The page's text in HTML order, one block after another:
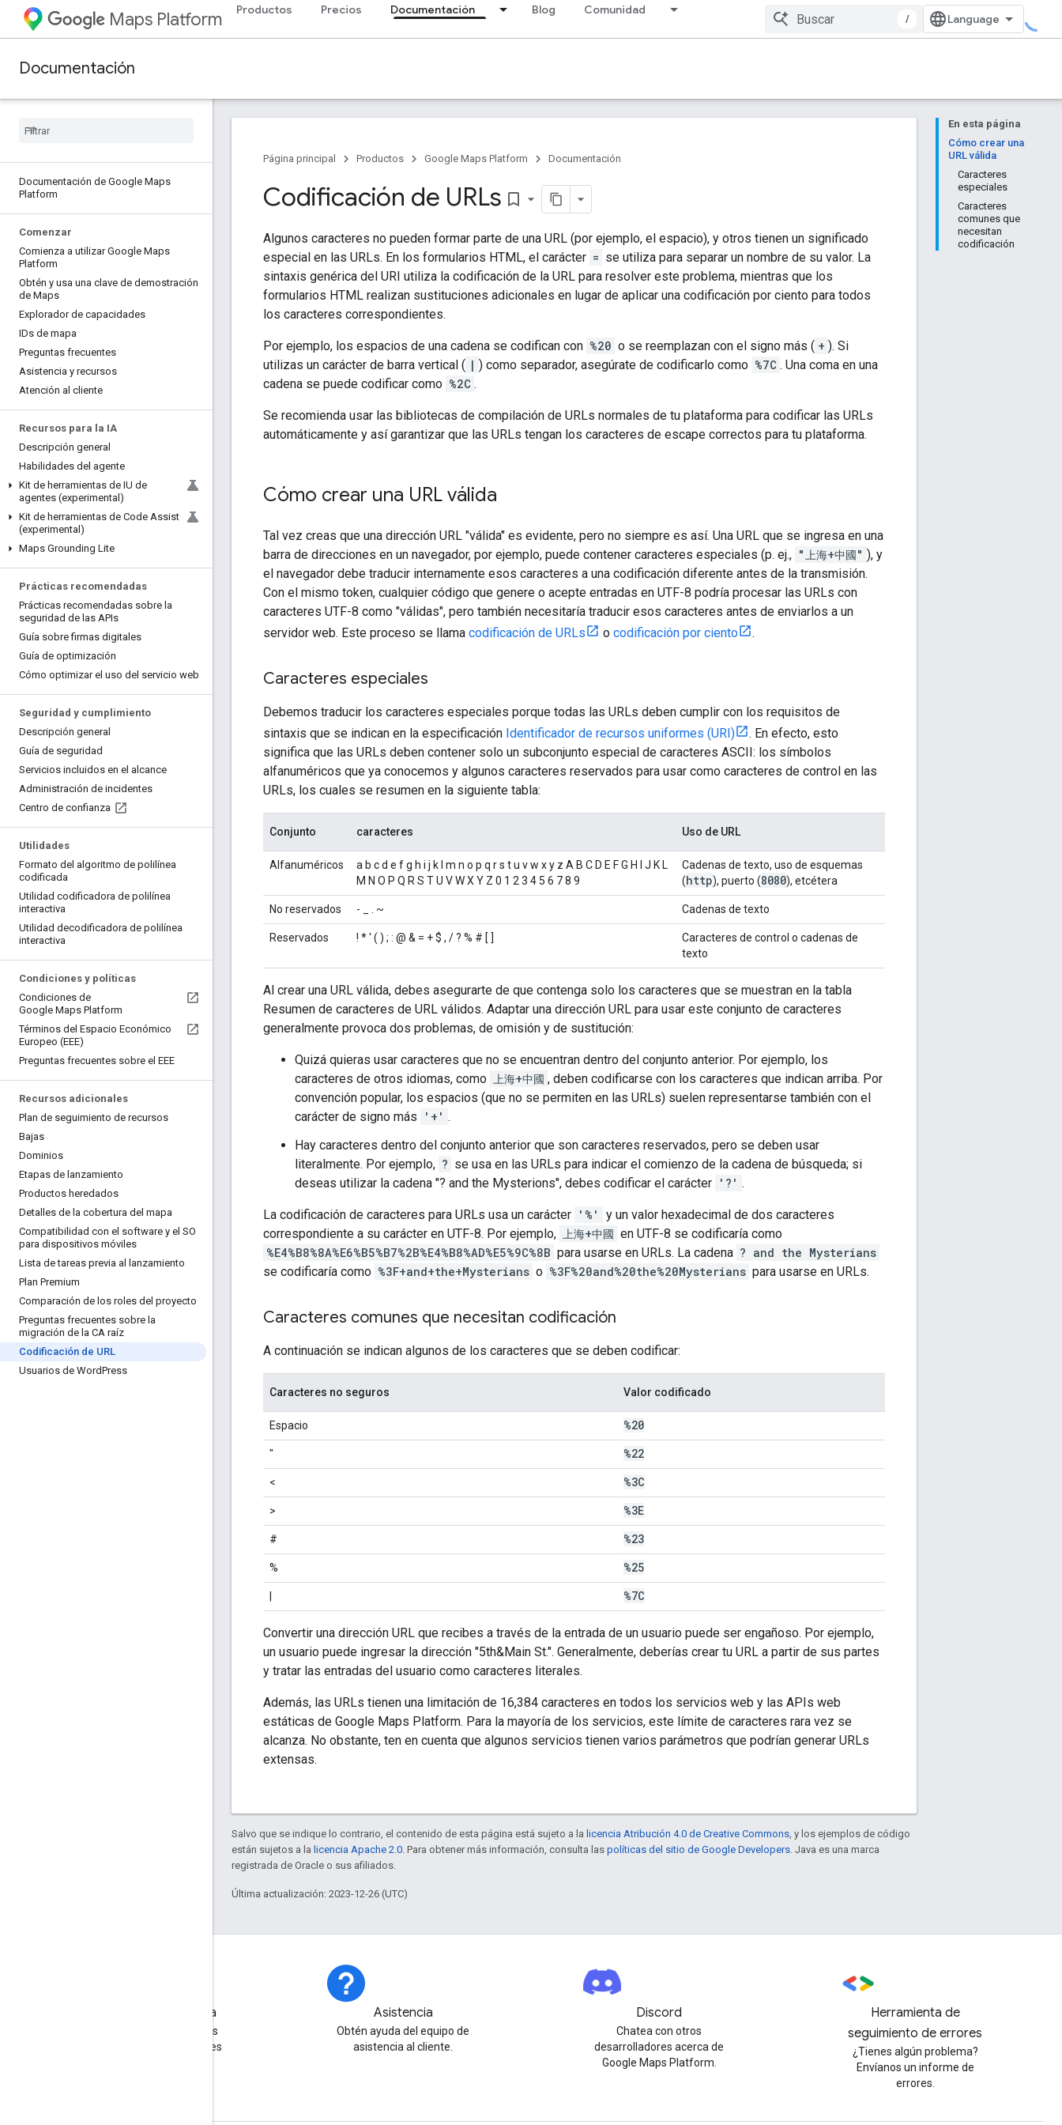
Maps Platform Productos Precios Documentación Blog Comunidad
/
Documentación
Documentación de Google Maps
Platform
Comenzar
Comienza a utilizar Google Maps
Platform
Obtén y usa una clave de demostración
de Maps
Explorador de capacidades
IDs de mapa
Preguntas frecuentes
Asistencia y recursos
Atención al cliente
Recursos para la IA
Descripción general
Habilidades del agente
Kit de herramientas de IU de
agentes (experimental)
Kit de herramientas de Code Assist
(experimental)
Maps Grounding Lite
Prácticas recomendadas
Prácticas recomendadas sobre la
seguridad de las APIs
Guía sobre firmas digitales
Guía de optimización
Cómo optimizar el uso del servicio web
Seguridad y cumplimiento
Descripción general
Guía de seguridad
Servicios incluidos en el alcance
Administración de incidentes
Centro de confianza
Utilidades
Formato del algoritmo de polilínea
codificada
Utilidad codificadora de polilínea
interactiva
Utilidad decodificadora de polilínea
interactiva
Condiciones y políticas
Condiciones de
Google Maps Platform
Términos del Espacio Económico
Europeo (EEE)
Preguntas frecuentes sobre el EEE
Recursos adicionales
Plan de seguimiento de recursos
Bajas
Dominios
Etapas de lanzamiento
Productos heredados
Detalles de la cobertura del mapa
Compatibilidad con el software y el SO
para dispositivos móviles
Lista de tareas previa al lanzamiento
Plan Premium
Comparación de los roles del proyecto
Preguntas frecuentes sobre la
migración de la CA raíz
Codificación de URL
Usuarios de WordPress
En esta página
Cómo crear una
URL válida
Caracteres
especiales
Caracteres
comunes que
necesitan
codificación
Página principal Productos Google Maps Platform Documentación
Codificación de URLs bookmark_border
Algunos caracteres no pueden formar parte de una URL (por ejemplo, el espacio), y otros tienen un significado
especial en las URLs. En los formularios HTML, el carácter = se utiliza para separar un nombre de su valor. La
sintaxis genérica del URI utiliza la codificación de la URL para resolver este problema, mientras que los
formularios HTML realizan sustituciones adicionales en lugar de aplicar una codificación por ciento para todos
los caracteres correspondientes.
Por ejemplo, los espacios de una cadena se codifican con %20 o se reemplazan con el signo más ( + ). Si
utilizas un carácter de barra vertical ( | ) como separador, asegúrate de codificarlo como %7C . Una coma en una
cadena se puede codificar como %2C .
Se recomienda usar las bibliotecas de compilación de URLs normales de tu plataforma para codificar las URLs
automáticamente y así garantizar que las URLs tengan los caracteres de escape correctos para tu plataforma.
Cómo crear una URL válida
Tal vez creas que una dirección URL "válida" es evidente, pero no siempre es así. Una URL que se ingresa en una
barra de direcciones en un navegador, por ejemplo, puede contener caracteres especiales (p. ej., "上海+中國" ), y
el navegador debe traducir internamente esos caracteres a una codificación diferente antes de la transmisión.
Con el mismo token, cualquier código que genere o acepte entradas en UTF-8 podría procesar las URLs con
caracteres UTF-8 como "válidas", pero también necesitaría traducir esos caracteres antes de enviarlos a un
servidor web. Este proceso se llama codificación de URLs o codificación por ciento .
Caracteres especiales
Debemos traducir los caracteres especiales porque todas las URLs deben cumplir con los requisitos de
sintaxis que se indican en la especificación Identificador de recursos uniformes (URI)
. En efecto, esto
significa que las URLs deben contener solo un subconjunto especial de caracteres ASCII: los símbolos
alfanuméricos que ya conocemos y algunos caracteres reservados para usar como caracteres de control en las
URLs, los cuales se resumen en la siguiente tabla:
Conjunto caracteres Uso de URL
Alfanuméricos
a b c d e f g h i j k l m n o p q r s t u v w x y z A B C D E F G H I J K L
M N O P Q R S T U V W X Y Z 0 1 2 3 4 5 6 7 8 9
Cadenas de texto, uso de esquemas
(http), puerto (8080), etcétera
No reservados - _ . ~ Cadenas de texto
Reservados ! * ' ( ) ; : @ & = + $ , / ? % # [ ]
Caracteres de control o cadenas de
texto
Al crear una URL válida, debes asegurarte de que contenga solo los caracteres que se muestran en la tabla
Resumen de caracteres de URL válidos. Adaptar una dirección URL para usar este conjunto de caracteres
generalmente provoca dos problemas, de omisión y de sustitución:
Quizá quieras usar caracteres que no se encuentran dentro del conjunto anterior. Por ejemplo, los
caracteres de otros idiomas, como 上海+中國 , deben codificarse con los caracteres que indican arriba. Por
convención popular, los espacios (que no se permiten en las URLs) suelen representarse también con el
carácter de signo más
'+' .
Hay caracteres dentro del conjunto anterior que son caracteres reservados, pero se deben usar
literalmente. Por ejemplo, ? se usa en las URLs para indicar el comienzo de la cadena de búsqueda; si
deseas utilizar la cadena "? and the Mysterions", debes codificar el carácter '?' .
La codificación de caracteres para URLs usa un carácter '%'
y un valor hexadecimal de dos caracteres
correspondiente a su carácter en UTF-8. Por ejemplo, 上海+中國 en UTF-8 se codificaría como
%E4%B8%8A%E6%B5%B7%2B%E4%B8%AD%E5%9C%8B para usarse en URLs. La cadena ? and the Mysterians
se codificaría como %3F+and+the+Mysterians o %3F%20and%20the%20Mysterians para usarse en URLs.
Caracteres comunes que necesitan codificación
A continuación se indican algunos de los caracteres que se deben codificar:
Caracteres no seguros Valor codificado
Espacio %20
" %22
< %3C
> %3E
# %23
% %25
%7C
Convertir una dirección URL que recibes a través de la entrada de un usuario puede ser engañoso. Por ejemplo,
un usuario puede ingresar la dirección "5th&Main St.". Generalmente, deberías crear tu URL a partir de sus partes
y tratar las entradas del usuario como caracteres literales.
Además, las URLs tienen una limitación de 16,384 caracteres en todos los servicios web y las APIs web
estáticas de Google Maps Platform. Para la mayoría de los servicios, este límite de caracteres rara vez se
alcanza. No obstante, ten en cuenta que algunos servicios tienen varios parámetros que podrían generar URLs
extensas.
Salvo que se indique lo contrario, el contenido de esta página está sujeto a la licencia Atribución 4.0 de Creative Commons , y los ejemplos de código
están sujetos a la licencia Apache 2.0 . Para obtener más información, consulta las políticas del sitio de Google Developers . Java es una marca
registrada de Oracle o sus afiliados.
Última actualización: 2023-12-26 (UTC)
Estado de la plataforma
Obtén información sobre los
incidentes y las interrupciones
Asistencia
Obtén ayuda del equipo de
asistencia al cliente.
Discord
Chatea con otros
desarrolladores acerca de
Google Maps Platform.
Herramienta de
seguimiento de errores
¿Tienes algún problema?
Envíanos un informe de
errores.